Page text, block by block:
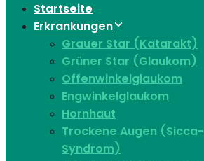
Startseite
Erkrankungen
Grauer Star (Katarakt)
Grüner Star (Glaukom)
Offenwinkelglaukom
Engwinkelglaukom
Hornhaut
Trockene Augen (Sicca-
Syndrom)